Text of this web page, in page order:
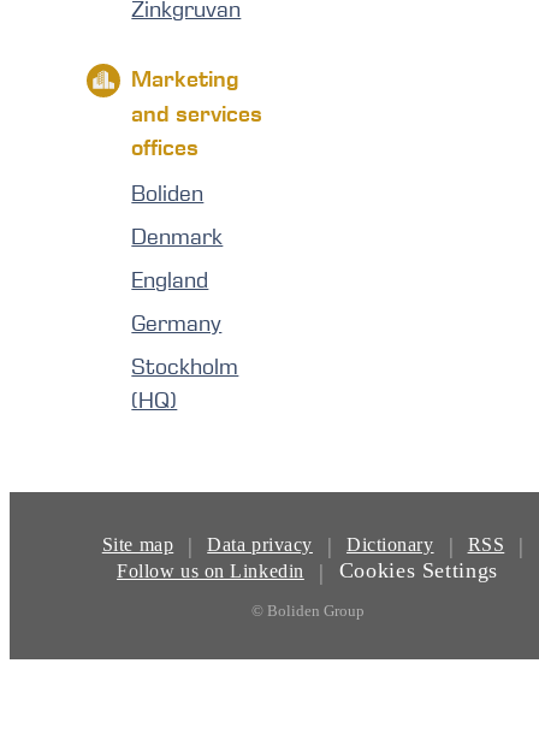
Zinkgruvan
Marketing
and services
offices
Boliden
Denmark
England
Germany
Stockholm
(HQ)
Site map | Data privacy | Dictionary | RSS |
Follow us on Linkedin | Cookies Settings
© Boliden Group